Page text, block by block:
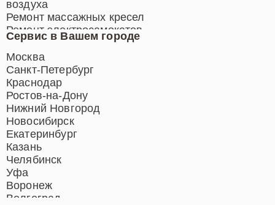
Сервис в Вашем городе
Москва
Санкт-Петербург
Краснодар
Ростов-на-Дону
Нижний Новгород
Новосибирск
Екатеринбург
Казань
Челябинск
Уфа
Воронеж
Волгоград
воздуха
Ремонт массажных кресел
Ремонт электросамокатов
Ремонт индукционных плит
Ремонт роботов-пылесосов
Ремонт гладильных систем
Ремонт отпаривателей
Ремонт вертикальных
пылесосов